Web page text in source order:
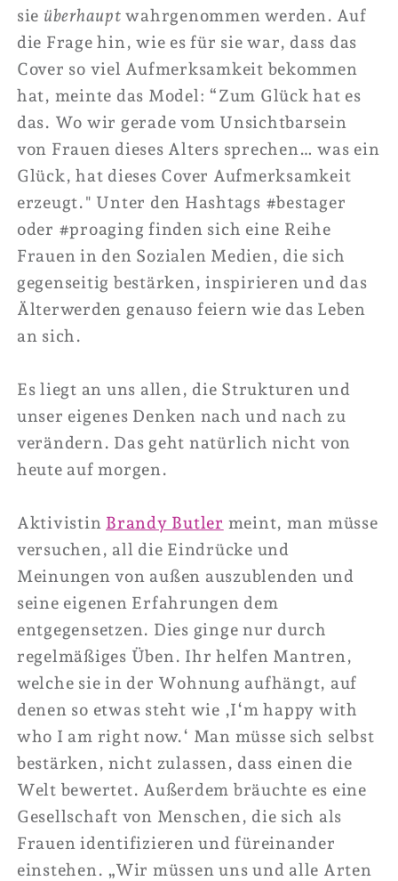
sie überhauptwahrgenommen werden. Auf
die Frage hin, wie es für sie war, dass das
Cover so viel Aufmerksamkeit bekommen
hat, meinte das Model: “Zum Glück hat es
das. Wo wir gerade vom Unsichtbarsein
von Frauen dieses Alters sprechen… was ein
Glück, hat dieses Cover Aufmerksamkeit
erzeugt." Unter den Hashtags #bestager
oder #proaging finden sich eine Reihe
Frauen in den Sozialen Medien, die sich
gegenseitig bestärken, inspirieren und das
Älterwerden genauso feiern wie das Leben
an sich.
Es liegt an uns allen, die Strukturen und
unser eigenes Denken nach und nach zu
verändern. Das geht natürlich nicht von
heute auf morgen.
Aktivistin Brandy Butler meint, man müsse
versuchen, all die Eindrücke und
Meinungen von außen auszublenden und
seine eigenen Erfahrungen dem
entgegensetzen. Dies ginge nur durch
regelmäßiges Üben. Ihr helfen Mantren,
welche sie in der Wohnung aufhängt, auf
denen so etwas steht wie ‚I‘m happy with
who I am right now.‘ Man müsse sich selbst
bestärken, nicht zulassen, dass einen die
Welt bewertet. Außerdem bräuchte es eine
Gesellschaft von Menschen, die sich als
Frauen identifizieren und füreinander
einstehen. „Wir müssen uns und alle Arten